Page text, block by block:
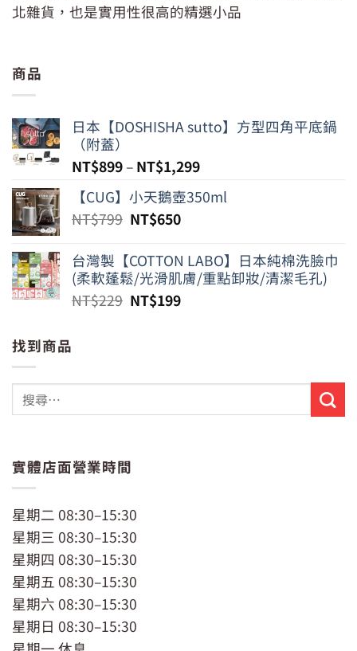
北雜貨，也是實用性很高的精選小品
商品
日本【DOSHISHA sutto】方型四角平底鍋
（附蓋）
NT$899– NT$1,299
【CUG】小天鵝壺350ml
NT$799 原
價
格：
NT$799。
NT$650目
價
格：
NT$650。
台灣製【COTTON LABO】日本純棉洗臉巾
(柔軟蓬鬆/光滑肌膚/重點卸妝/清潔毛孔)
NT$229 原
NT$199目
找到商品
實體店面營業時間
星期二 08:30–15:30
星期三 08:30–15:30
星期四 08:30–15:30
星期五 08:30–15:30
星期六 08:30–15:30
星期日 08:30–15:30